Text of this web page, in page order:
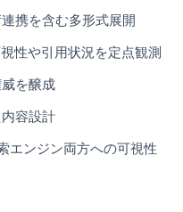
携を含む多形式展開
性や引用状況を定点観測
を醸成
容設計
エンジン両方への可視性